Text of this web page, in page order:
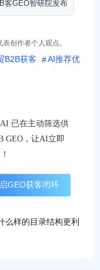
客GEO智研院发布
创作者个人观点。
B2B获客
AI推荐优
已在主动筛选供
GEO，让AI立即
GEO获客闭环
么样的目录结构更利